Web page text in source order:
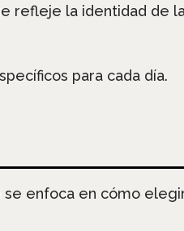
refleje la identidad de
para cada día.
se enfoca en cómo